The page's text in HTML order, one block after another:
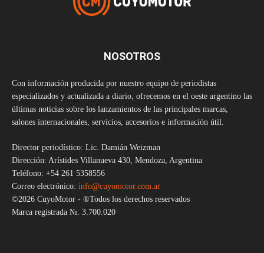
NOSOTROS
Con información producida por nuestro equipo de periodistas
especializados y actualizada a diario, ofrecemos en el oeste argentino las
últimas noticias sobre los lanzamientos de las principales marcas,
salones internacionales, servicios, accesorios e información útil.
Director periodístico: Lic. Damián Weizman
Dirección: Arístides Villanueva 430, Mendoza, Argentina
Teléfono: +54 261 5358556
Correo electrónico: info@cuyomotor.com.ar
©2026 CuyoMotor - ®Todos los derechos reservados
Marca registrada №: 3.700.020